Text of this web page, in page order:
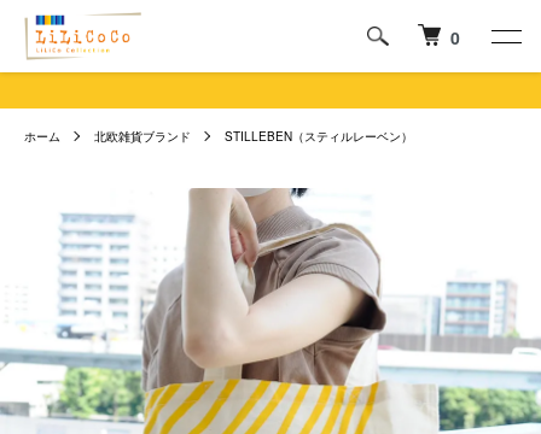
0
ホーム 北欧雑貨ブランド STILLEBEN（スティルレーベン）